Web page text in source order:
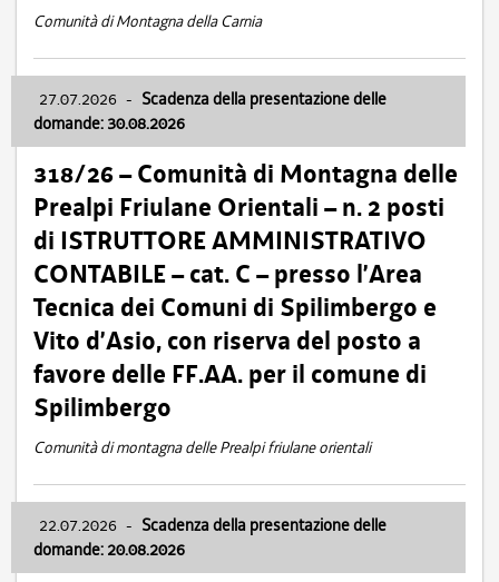
Comunità di Montagna della Carnia
27.07.2026 - Scadenza della presentazione delle
domande: 30.08.2026
318/26 – Comunità di Montagna delle
Prealpi Friulane Orientali – n. 2 posti
di ISTRUTTORE AMMINISTRATIVO
CONTABILE – cat. C – presso l’Area
Tecnica dei Comuni di Spilimbergo e
Vito d’Asio, con riserva del posto a
favore delle FF.AA. per il comune di
Spilimbergo
Comunità di montagna delle Prealpi friulane orientali
22.07.2026 - Scadenza della presentazione delle
domande: 20.08.2026